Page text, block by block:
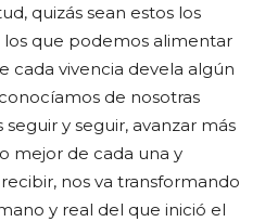
quizás sean estos los
que podemos alimentar
cada vivencia devela algún
de nosotras
y seguir, avanzar más
mejor de cada una y
nos va transformando
y real del que inició el